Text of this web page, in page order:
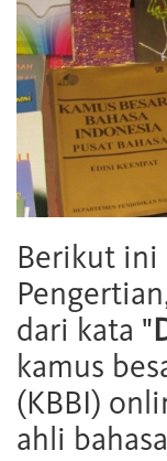
Berikut ini
dari kata "
kamus
(KBBI)
ahli